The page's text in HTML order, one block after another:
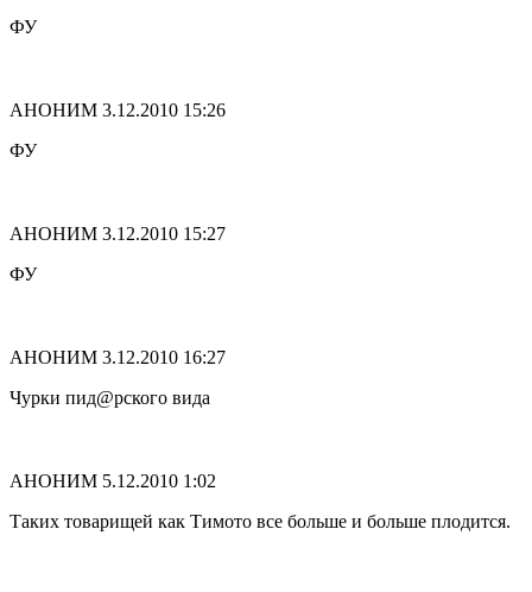
ФУ
АНОНИМ 3.12.2010 15:26
ФУ
АНОНИМ 3.12.2010 15:27
ФУ
АНОНИМ 3.12.2010 16:27
Чурки пид@рского вида
АНОНИМ 5.12.2010 1:02
Таких товарищей как Тимото все больше и больше плодится.